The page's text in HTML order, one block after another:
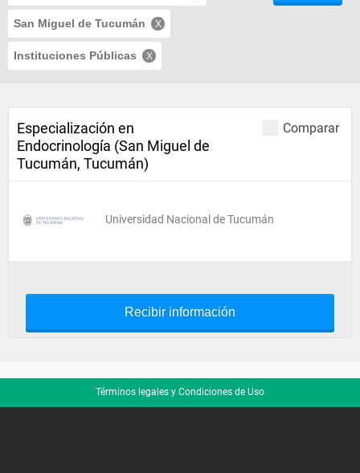
San Miguel de Tucumán
Instituciones Públicas
Comparar
Especialización en
Endocrinología (San Miguel de
Tucumán, Tucumán)
Universidad Nacional de Tucumán
Recibir información
Términos legales y Condiciones de Uso